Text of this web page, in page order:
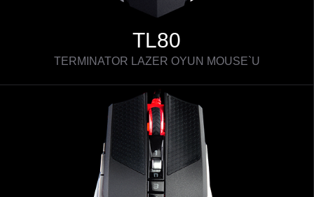
TL80
TERMINATOR LAZER OYUN MOUSE`U